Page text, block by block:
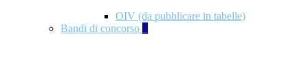
OIV (da pubblicare in tabelle)
Bandi di concorso 2